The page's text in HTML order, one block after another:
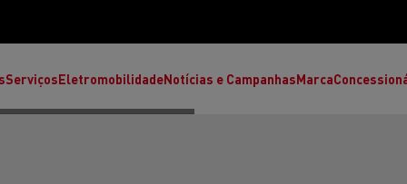
ServiçosEletromobilidadeNotícias e CampanhasMarca